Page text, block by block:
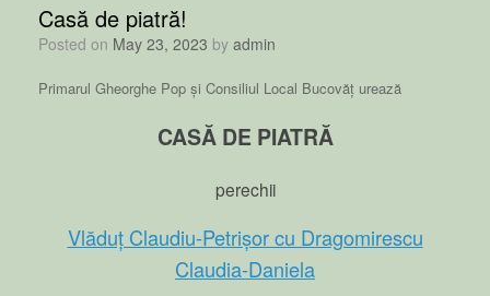
Casă de piatră!
Posted on May 23, 2023 by admin
Primarul Gheorghe Pop și Consiliul Local Bucovăț urează
CASĂ DE PIATRĂ
perechii
Vlăduț Claudiu-Petrișor cu Dragomirescu
Claudia-Daniela